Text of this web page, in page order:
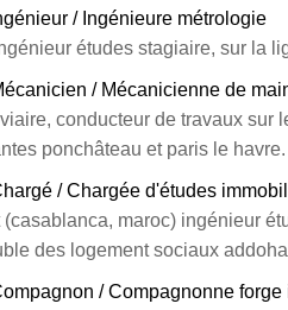
/ Ingénieure métrologie
études stagiaire, sur la
/ Mécanicienne de
conducteur de travaux sur
ponchâteau et paris le
/ Chargée d'études
(casablanca, maroc) ingénieur
des logement sociaux
/ Compagnonne